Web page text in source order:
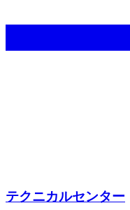
テクニカルセンター